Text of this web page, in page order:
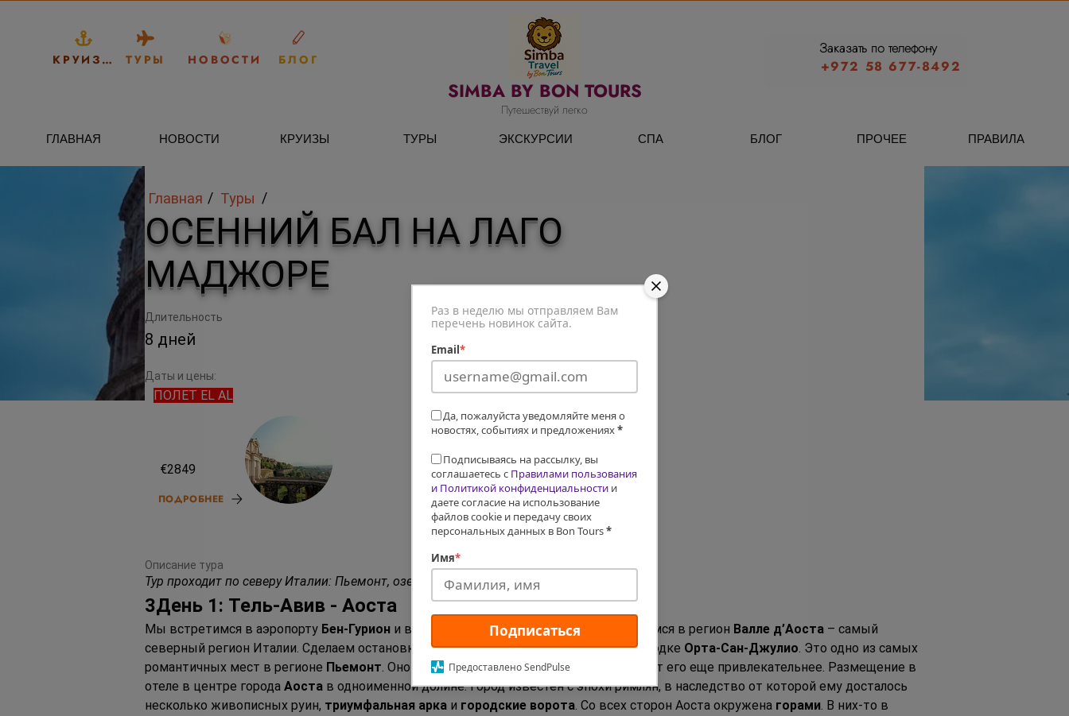
Раз в неделю мы отправляем Вам
перечень новинок сайта.
Email *
Да, пожалуйста уведомляйте меня о
новостях, событиях и предложениях*
Подписываясь на рассылку, вы
соглашаетесь с Правилами пользования
и Политикой конфиденциальности и
даете согласие на использование
файлов cookie и передачу своих
персональных данных в Bon Tours*
Имя*
Подписаться
Предоставлено SendPulse
КРУИЗЫ ТУРЫ НОВОСТИ БЛОГ
Путешествуй легко
SIMBA BY BON TOURS
+972 58 677-8492
Заказать по телефону
ГЛАВНАЯ НОВОСТИ КРУИЗЫ ТУРЫ ЭКСКУРСИИ СПА БЛОГ ПРОЧЕЕ ПРАВИЛА
ОСЕННИЙ БАЛ НА ЛАГО
МАДЖОРЕ
Главная / Туры /
Длительность
8 дней
Даты и цены:
€2849
ПОДРОБНЕЕ
ПОЛЕТ EL AL
Описание тура
Тур проходит по северу Италии: Пьемонт, озеро Маджоре, долина Аоста, озеро Орта.
3День 1: Тель-Авив - Аоста
Мы встретимся в аэропорту Бен-Гурион и вылетим в Милан. По прибытии направимся в регион Валле д’Аоста – самый
северный регион Италии. Сделаем остановку по дороге на берегу озера Орта в городке Орта-Сан-Джулио. Это одно из самых
романтичных мест в регионе Пьемонт. Оно не так избаловано туристами, что делает его еще привлекательнее. Размещение в
отеле в центре города Аоста в одноименной долине. Город известен с эпохи римлян, в наследство от которой ему досталось
несколько живописных руин, триумфальная арка и городские ворота. Со всех сторон Аоста окружена горами. В них-то в